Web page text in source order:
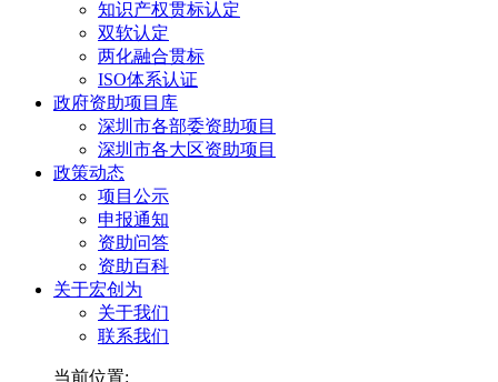
知识产权贯标认定
双软认定
两化融合贯标
ISO体系认证
政府资助项目库
深圳市各部委资助项目
深圳市各大区资助项目
政策动态
项目公示
申报通知
资助问答
资助百科
关于宏创为
关于我们
联系我们
当前位置: